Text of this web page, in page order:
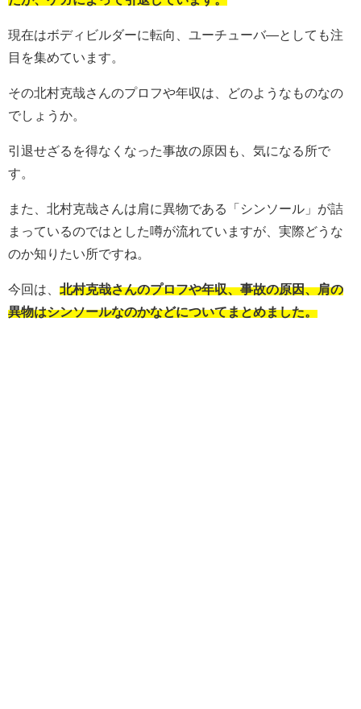
現在はボディビルダーに転向、ユーチューバ―としても注
目を集めています。
その北村克哉さんのプロフや年収は、どのようなものなの
でしょうか。
引退せざるを得なくなった事故の原因も、気になる所で
す。
また、北村克哉さんは肩に異物である「シンソール」が詰
まっているのではとした噂が流れていますが、実際どうな
のか知りたい所ですね。
今回は、 北村克哉さんのプロフや年収、事故の原因、肩の
異物はシンソールなのかなどについてまとめました。